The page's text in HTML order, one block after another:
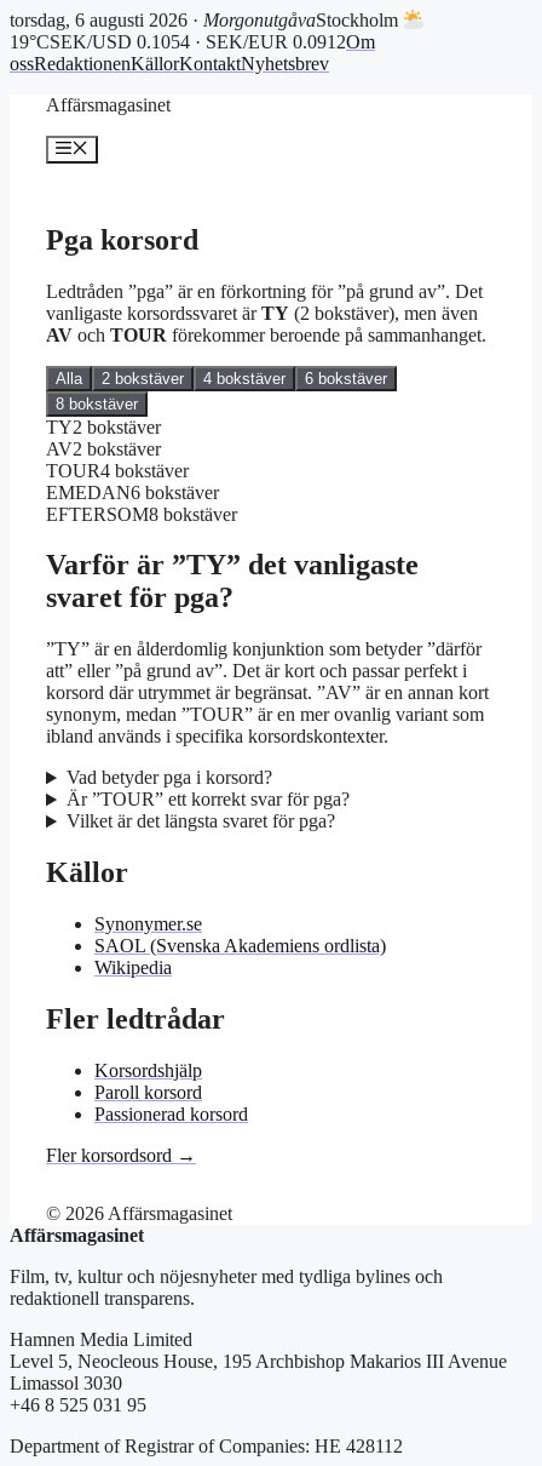
torsdag, 6 augusti 2026 · MorgonutgåvaStockholm
19°CSEK/USD 0.1054 · SEK/EUR 0.0912Om
ossRedaktionenKällorKontaktNyhetsbrev
Affärsmagasinet
Meny
Pga korsord
Ledtråden ”pga” är en förkortning för ”på grund av”. Det
vanligaste korsordssvaret ärTY (2 bokstäver), men även
AV och TOUR förekommer beroende på sammanhanget.
Alla 2 bokstäver 4 bokstäver
6 bokstäver
8 bokstäver
TY2 bokstäver
AV2 bokstäver
TOUR4 bokstäver
EMEDAN6 bokstäver
EFTERSOM8 bokstäver
Varför är ”TY” det vanligaste
svaret för pga?
”TY” är en ålderdomlig konjunktion som betyder ”därför
att” eller ”på grund av”. Det är kort och passar perfekt i
korsord där utrymmet är begränsat. ”AV” är en annan kort
synonym, medan ”TOUR” är en mer ovanlig variant som
ibland används i specifika korsordskontexter.
Vad betyder pga i korsord?
Är ”TOUR” ett korrekt svar för pga?
Vilket är det längsta svaret för pga?
Källor
Synonymer.se
SAOL (Svenska Akademiens ordlista)
Wikipedia
Fler ledtrådar
Korsordshjälp
Paroll korsord
Passionerad korsord
Fler korsordsord →
© 2026 Affärsmagasinet
Affärsmagasinet
Film, tv, kultur och nöjesnyheter med tydliga bylines och
redaktionell transparens.
Hamnen Media Limited
Level 5, Neocleous House, 195 Archbishop Makarios III Avenue
Limassol 3030
+46 8 525 031 95
Department of Registrar of Companies: HE 428112